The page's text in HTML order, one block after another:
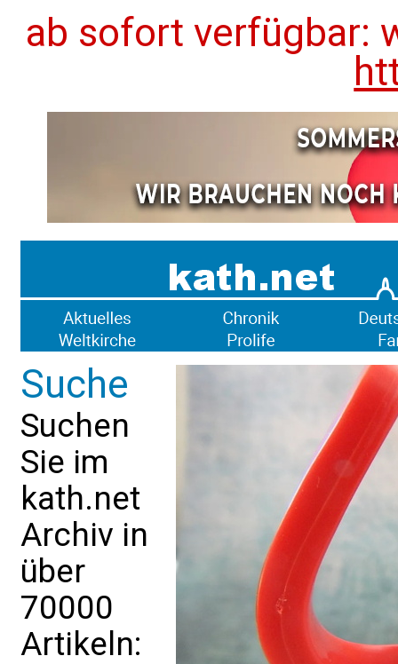
ab sofort verfügbar:
Suche
Suchen
Sie im
kath.net
Archiv in
über
70000
Artikeln: